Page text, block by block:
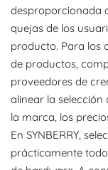
desproporcionada
quejas de los
producto. Para los
de productos,
proveedores de
alinear la
la marca, los
En SYNBERRY,
prácticamente